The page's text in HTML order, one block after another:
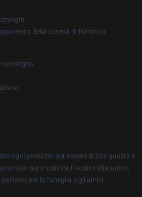
della catena di fornitura
consegna
ogni prodotto per essere di alta qualità e
solo per mostrare il vostro stile unico,
per la famiglia e gli amici.